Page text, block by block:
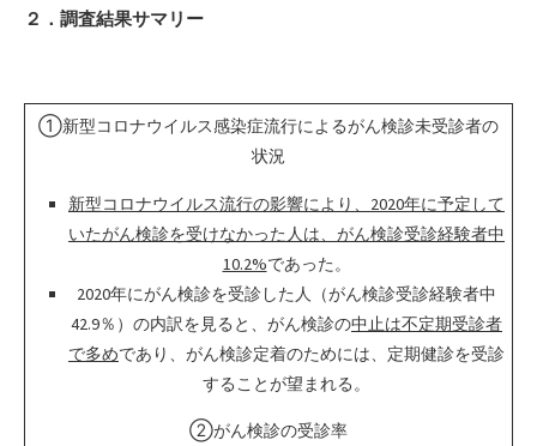
２．調査結果サマリー
①新型コロナウイルス感染症流行によるがん検診未受診者の
状況
新型コロナウイルス流行の影響により、2020年に予定して
いたがん検診を受けなかった人は、がん検診受診経験者中
10.2%であった。
2020年にがん検診を受診した人（がん検診受診経験者中
42.9％）の内訳を見ると、がん検診の中止は不定期受診者
で多めであり、がん検診定着のためには、定期健診を受診
することが望まれる。
②がん検診の受診率